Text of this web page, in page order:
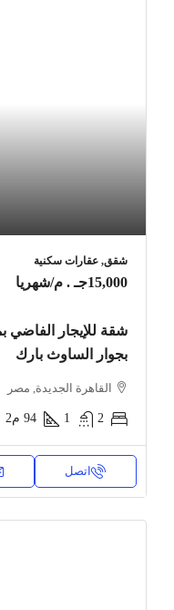
شقق, عقارات سكنية
15,000جـ . م /شهريا
بجوار الساوث بارك
القاهرة الجديدة, مصر
2
1
94 م2
اتصل